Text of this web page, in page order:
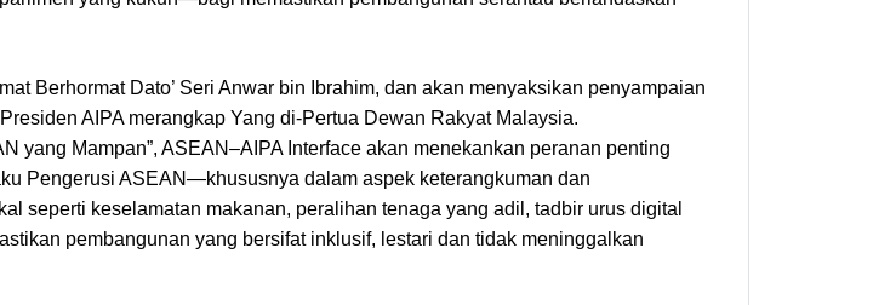
Berhormat Dato’ Seri Anwar bin Ibrahim, dan akan menyaksikan penyampaian
AIPA merangkap Yang di-Pertua Dewan Rakyat Malaysia.
yang Mampan”, ASEAN–AIPA Interface akan menekankan peranan penting
Pengerusi ASEAN—khususnya dalam aspek keterangkuman dan
seperti keselamatan makanan, peralihan tenaga yang adil, tadbir urus digital
pembangunan yang bersifat inklusif, lestari dan tidak meninggalkan